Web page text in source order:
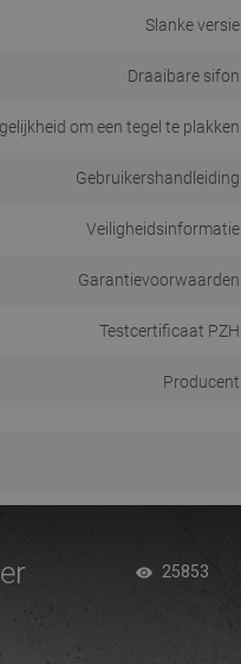
Slanke versie
Draaibare sifon
om een tegel te plakken
Gebruikershandleiding
Veiligheidsinformatie
Garantievoorwaarden
Testcertificaat PZH
Producent
25853